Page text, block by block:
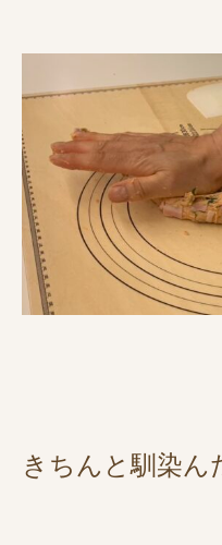
きちんと馴染ん